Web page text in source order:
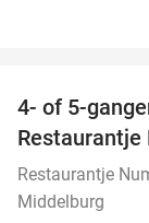
4- of 5-
Restaurantje
Restaurantje
Middelburg